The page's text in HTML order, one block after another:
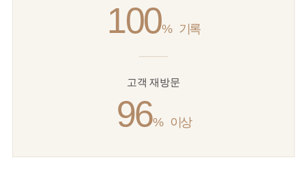
100% 기록
고객 재방문
96% 이상